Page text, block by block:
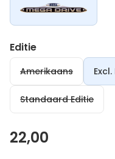
Editie
Amerikaans
Standaard Editie
22,00